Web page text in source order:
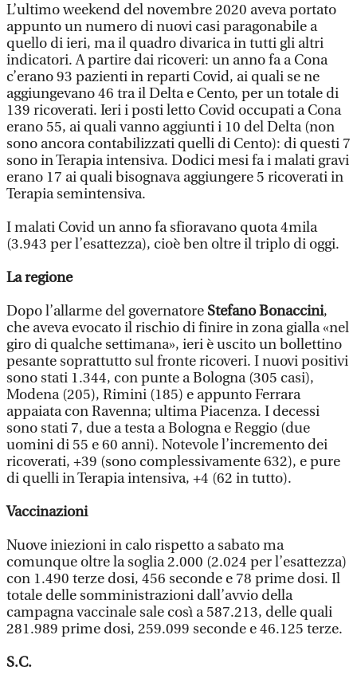
L’ultimo weekend del novembre 2020 aveva portato
appunto un numero di nuovi casi paragonabile a
quello di ieri, ma il quadro divarica in tutti gli altri
indicatori. A partire dai ricoveri: un anno fa a Cona
c’erano 93 pazienti in reparti Covid, ai quali se ne
aggiungevano 46 tra il Delta e Cento, per un totale di
139 ricoverati. Ieri i posti letto Covid occupati a Cona
erano 55, ai quali vanno aggiunti i 10 del Delta (non
sono ancora contabilizzati quelli di Cento): di questi 7
sono in Terapia intensiva. Dodici mesi fa i malati gravi
erano 17 ai quali bisognava aggiungere 5 ricoverati in
Terapia semintensiva.
I malati Covid un anno fa sfioravano quota 4mila
(3.943 per l’esattezza), cioè ben oltre il triplo di oggi.
La regione
Dopo l’allarme del governatore Stefano Bonaccini,
che aveva evocato il rischio di finire in zona gialla «nel
giro di qualche settimana», ieri è uscito un bollettino
pesante soprattutto sul fronte ricoveri. I nuovi positivi
sono stati 1.344, con punte a Bologna (305 casi),
Modena (205), Rimini (185) e appunto Ferrara
appaiata con Ravenna; ultima Piacenza. I decessi
sono stati 7, due a testa a Bologna e Reggio (due
uomini di 55 e 60 anni). Notevole l’incremento dei
ricoverati, +39 (sono complessivamente 632), e pure
di quelli in Terapia intensiva, +4 (62 in tutto).
Vaccinazioni
Nuove iniezioni in calo rispetto a sabato ma
comunque oltre la soglia 2.000 (2.024 per l’esattezza)
con 1.490 terze dosi, 456 seconde e 78 prime dosi. Il
totale delle somministrazioni dall’avvio della
campagna vaccinale sale così a 587.213, delle quali
281.989 prime dosi, 259.099 seconde e 46.125 terze.
S.C.